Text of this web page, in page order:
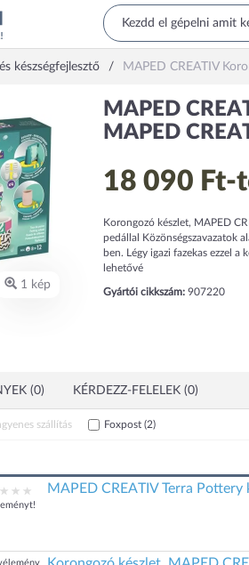
készségfejlesztő MAPED CREATIV
1 kép
MAPED
MAPED
18 090 Ft-
Korongozó készlet, MAPED
pedállal Közönségszavazatok
ben. Légy igazi fazekas ezzel
lehetővé
Gyártói cikkszám:907220
(0) KÉRDEZZ-FELELEK (0)
szállítás Foxpost (2)
MAPED CREATIV Terra